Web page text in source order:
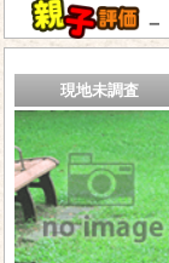
－
現地未調査